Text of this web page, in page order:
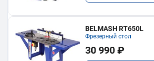
BELMASH RT650L
Фрезерный стол
30 990 ₽